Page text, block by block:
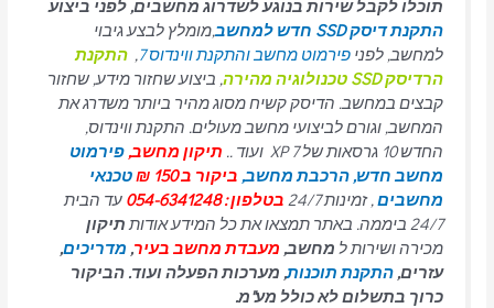
תוכלו לקבל שירות בנוגע לשדרוג מחשבים, לפני ביצוע
התקנת דיסק SSD חדש למחשב
,מומלץ לבצע גיבוי
למחשב, לפניפירמוט מחשב והתקנת ווינדוס 7 ,התקנת
הרדיסק SSD טכנולוגיה מהירה
, ביצוע שחזור מידע, שחזור
קבצים במחשב. הדיסק קשיח מסוג מהיר ביותר משדרג את
המחשב, וגורם לביצועי מחשב מעולים. התקנת ווינדוס,
החדש 10 גרסאות של 7 XP ועוד ..
תיקון מחשב,פירמוט
מחשב חדש, הרכבת מחשב, ביקור ב 150 ₪
טכנאי
מחשבים, זמינות 24/7 בטלפון : 054-6341248
עד הבית
24/7 ביממה. באתר תמצאו את כל המידע אודות
תיקון
מכירה ושירות ל מחשב, מעבדת מחשב בעיר, מדריכים,
עזרים,התקנת תוכנות, מערכות הפעלה ועוד. הביקור
כרוך בתשלום לא כולל מע"מ.